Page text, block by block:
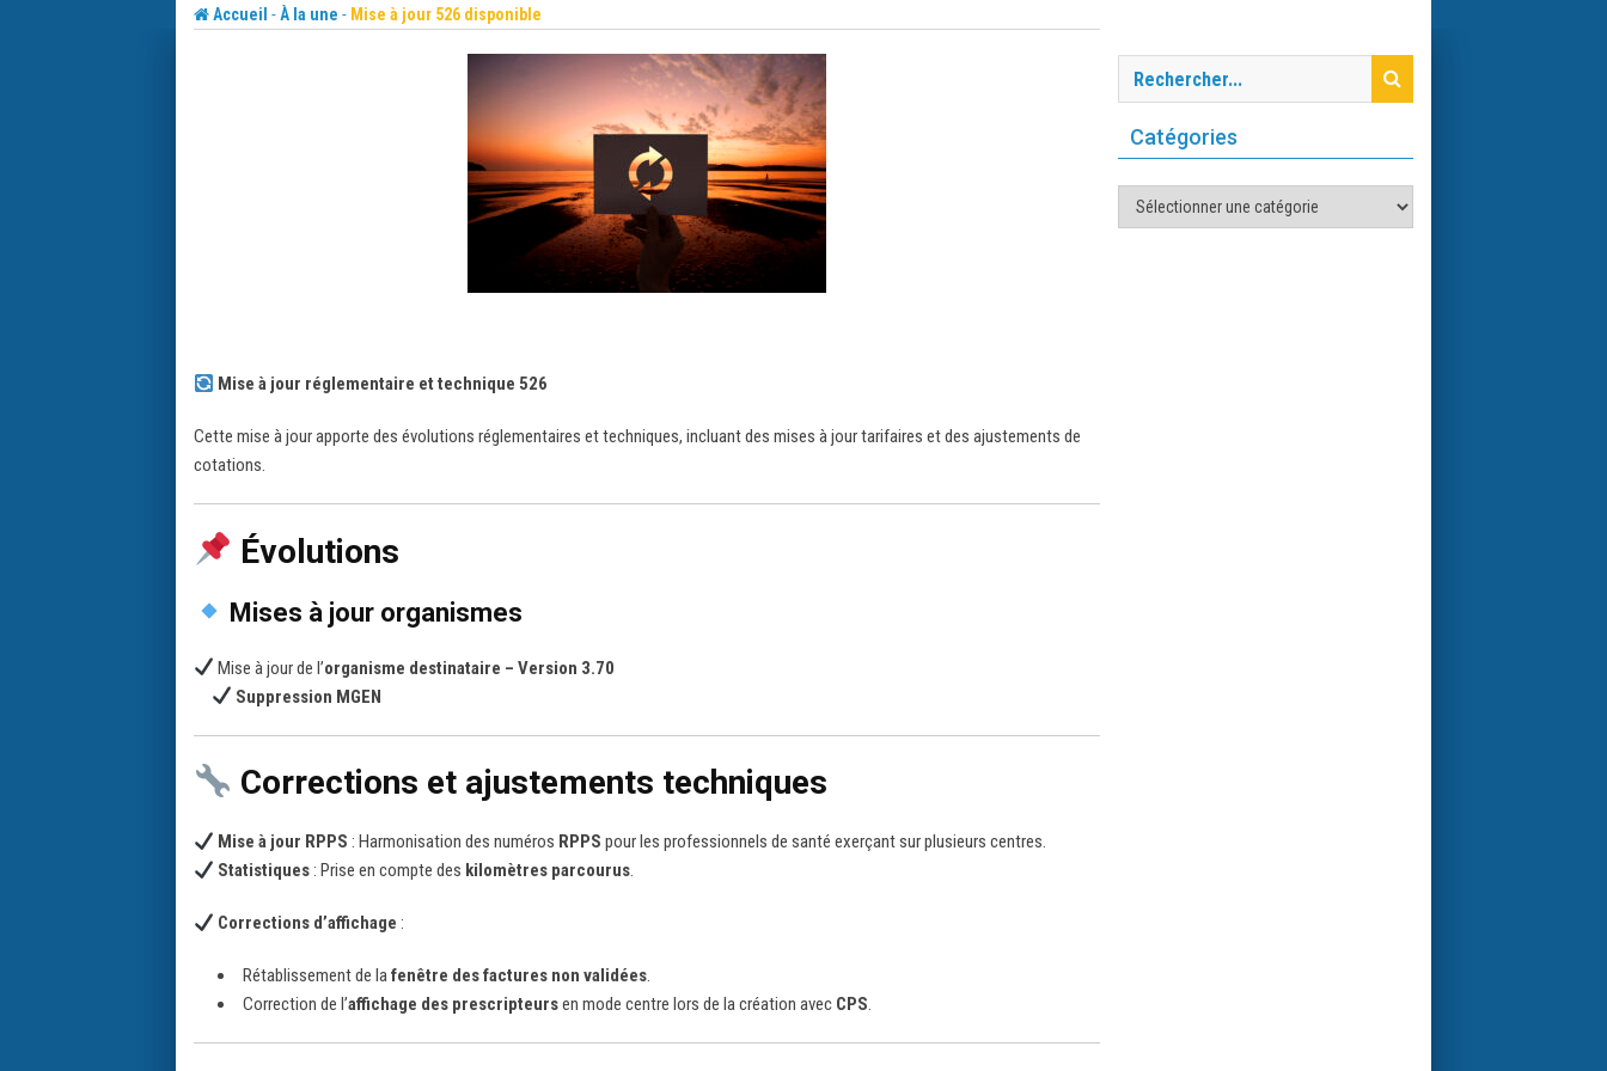
Accueil -À la une - Mise à jour 526 disponible
Mise à jour réglementaire et technique 526
Cette mise à jour apporte des évolutions réglementaires et techniques, incluant des mises à jour tarifaires et des ajustements de
cotations.
Évolutions
Mises à jour organismes
Mise à jour de l’organisme destinataire – Version 3.70
Suppression MGEN
Corrections et ajustements techniques
Mise à jour RPPS : Harmonisation des numéros RPPS pour les professionnels de santé exerçant sur plusieurs centres.
Statistiques : Prise en compte des kilomètres parcourus.
Corrections d’affichage :
Rétablissement de lafenêtre des factures non validées.
Correction de l’affichage des prescripteursen mode centre lors de la création avec CPS.
Catégories
Catégories